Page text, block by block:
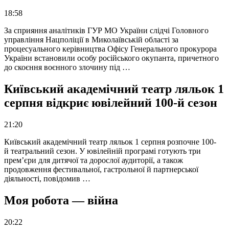
18:58
За сприяння аналітиків ГУР МО України слідчі Головного
управління Нацполіції в Миколаївській області за
процесуального керівництва Офісу Генерального прокурора
України встановили особу російського окупанта, причетного
до скоєння воєнного злочину під …
Київський академічний театр ляльок 1
серпня відкриє ювілейний 100-й сезон
21:20
Київський академічний театр ляльок 1 серпня розпочне 100-
й театральний сезон. У ювілейній програмі готують три
прем’єри для дитячої та дорослої аудиторії, а також
продовження фестивальної, гастрольної й партнерської
діяльності, повідомив …
Моя робота — війна
20:22